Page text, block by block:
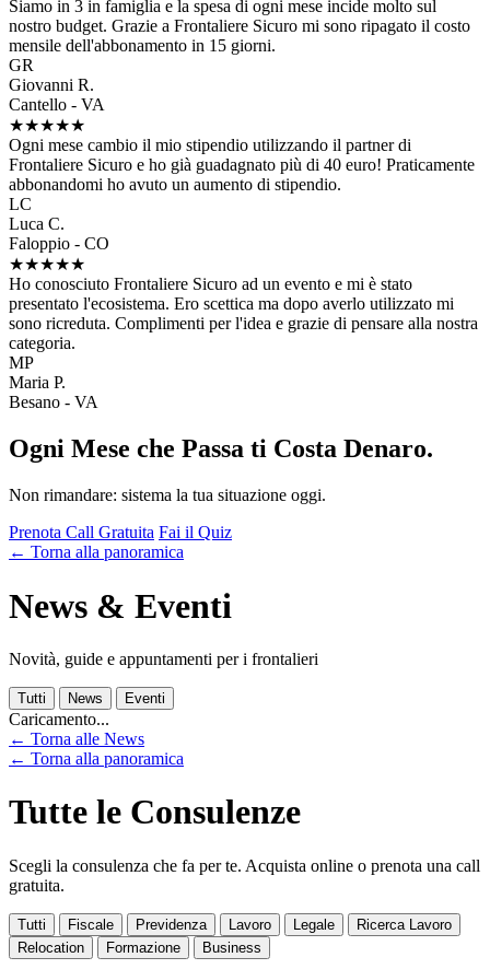
Siamo in 3 in famiglia e la spesa di ogni mese incide molto sul
nostro budget. Grazie a Frontaliere Sicuro mi sono ripagato il costo
mensile dell'abbonamento in 15 giorni.
GR
Giovanni R.
Cantello - VA
★★★★★
Ogni mese cambio il mio stipendio utilizzando il partner di
Frontaliere Sicuro e ho già guadagnato più di 40 euro! Praticamente
abbonandomi ho avuto un aumento di stipendio.
LC
Luca C.
Faloppio - CO
★★★★★
Ho conosciuto Frontaliere Sicuro ad un evento e mi è stato
presentato l'ecosistema. Ero scettica ma dopo averlo utilizzato mi
sono ricreduta. Complimenti per l'idea e grazie di pensare alla nostra
categoria.
MP
Maria P.
Besano - VA
Ogni Mese che Passa ti Costa Denaro.
Non rimandare: sistema la tua situazione oggi.
Prenota Call Gratuita Fai il Quiz
← Torna alla panoramica
News & Eventi
Novità, guide e appuntamenti per i frontalieri
Tutti News Eventi
Caricamento...
← Torna alle News
← Torna alla panoramica
Tutte le Consulenze
Scegli la consulenza che fa per te. Acquista online o prenota una call
gratuita.
Tutti Fiscale Previdenza Lavoro Legale
Ricerca Lavoro
Relocation
Formazione Business